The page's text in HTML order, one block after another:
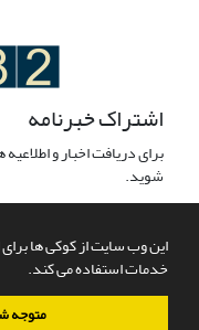
این وب سایت از کوکی ها برای
خدمات استفاده می کند.
متوجه
اشتراک خبرنامه
برای دریافت اخبار و
شوید.